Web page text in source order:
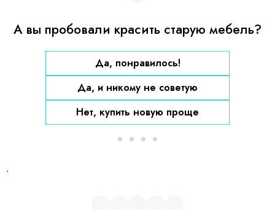
А вы пробовали красить старую мебель?
Да, понравилось!
Да, и никому не советую
Нет, купить новую проще
.